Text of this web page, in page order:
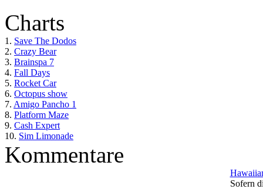
Charts
1. Save The Dodos
2. Crazy Bear
3. Brainspa 7
4. Fall Days
5. Rocket Car
6. Octopus show
7. Amigo Pancho 1
8. Platform Maze
9. Cash Expert
10. Sim Limonade
Kommentare
Sofern